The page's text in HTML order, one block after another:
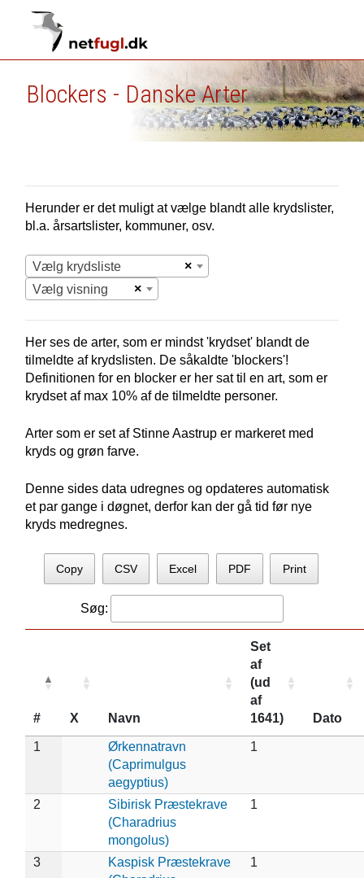
Blockers - Danske Arter
Herunder er det muligt at vælge blandt alle krydslister,
bl.a. årsartslister, kommuner, osv.
×
Vælg krydsliste
×
Vælg visning
Her ses de arter, som er mindst 'krydset' blandt de
tilmeldte af krydslisten. De såkaldte 'blockers'!
Definitionen for en blocker er her sat til en art, som er
krydset af max 10% af de tilmeldte personer.
Arter som er set af Stinne Aastrup er markeret med
kryds og grøn farve.
Denne sides data udregnes og opdateres automatisk
et par gange i døgnet, derfor kan der gå tid før nye
kryds medregnes.
Copy CSV Excel PDF Print
Søg:
# X Navn
Set
af
(ud
af
1641)
Dato
1
Ørkennatravn
(Caprimulgus
aegyptius)
1
2
Sibirisk Præstekrave
(Charadrius
mongolus)
1
3
Kaspisk Præstekrave
1